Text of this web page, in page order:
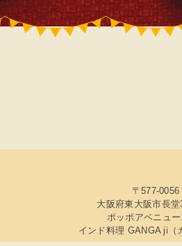
〒577-0056
大阪府東大阪市長堂
ポッポアベニュ
インド料理 GANGA ji（